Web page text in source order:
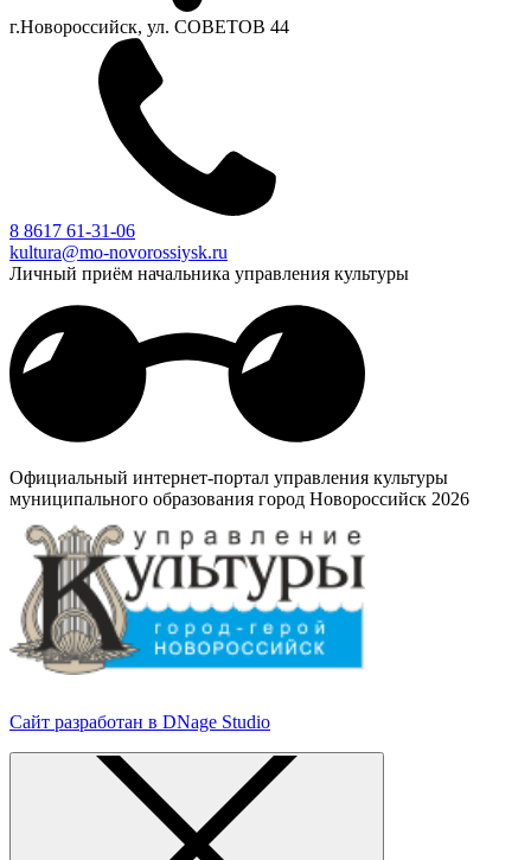
г.Новороссийск, ул. СОВЕТОВ 44
8 8617 61-31-06
kultura@mo-novorossiysk.ru
Личный приём начальника управления культуры
Официальный интернет-портал управления культуры
муниципального образования город Новороссийск 2026
Сайт разработан в DNage Studio